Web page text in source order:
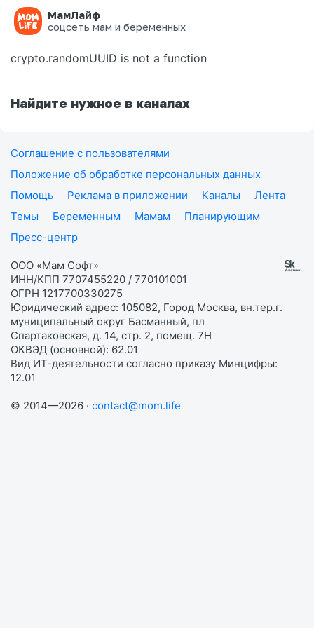
МамЛайф
соцсеть мам и беременных
Ошибка на странице
crypto.randomUUID is not a function
Найдите нужное в каналах
Соглашение с пользователями
Положение об обработке персональных данных
Помощь
Реклама в приложении Каналы
Лента
Темы
Беременным Мамам
Планирующим
Пресс-центр
ООО «Мам Софт»
ИНН/КПП 7707455220 / 770101001
ОГРН 1217700330275
Юридический адрес: 105082, Город Москва, вн.тер.г.
муниципальный округ Басманный, пл
Спартаковская, д. 14, стр. 2, помещ. 7Н
ОКВЭД (основной): 62.01
Вид ИТ-деятельности согласно приказу Минцифры:
12.01
© 2014—2026 · contact@mom.life